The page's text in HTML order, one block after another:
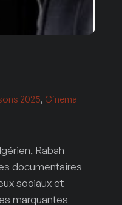
2025, Cinema
Rabah
documentaires
sociaux et
marquantes